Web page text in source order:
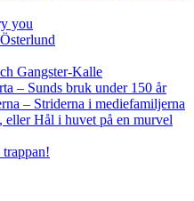
you
Gangster-Kalle
– Sunds bruk under 150 år
– Striderna i mediefamiljerna
eller Hål i huvet på en murvel